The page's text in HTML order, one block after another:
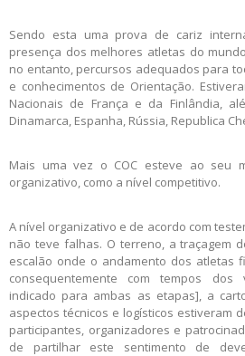
Sendo esta uma prova de cariz
presença dos melhores atletas do
no entanto, percursos adequados para
e conhecimentos de Orientação.
Nacionais de França e da Finlândia,
Dinamarca, Espanha, Rússia, Republica
Mais uma vez o COC esteve ao seu
organizativo, como a nível competitivo.
A nível organizativo e de acordo com
não teve falhas. O terreno, a traçagem
escalão onde o andamento dos atletas
consequentemente com tempos dos
indicado para ambas as etapas], a
aspectos técnicos e logísticos estiveram
participantes, organizadores e
de partilhar este sentimento de